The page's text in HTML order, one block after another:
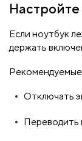
Если ноутбук
держать
Отключать
Переводить